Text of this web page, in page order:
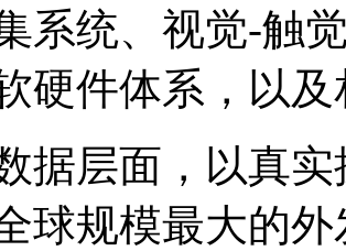
系统、视觉-触
硬件体系，以
据层面，以真
球规模最大的